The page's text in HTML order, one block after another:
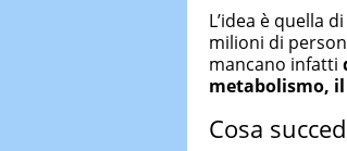
L’idea è quella
milioni di
mancano infatti
metabolismo,
Cosa